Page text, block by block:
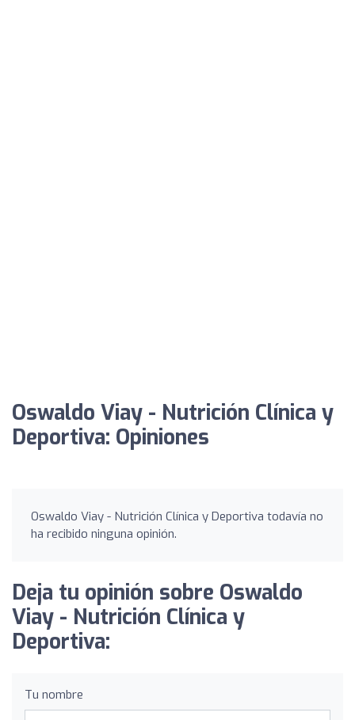
Oswaldo Viay - Nutrición Clínica y
Deportiva: Opiniones
Oswaldo Viay - Nutrición Clínica y Deportiva todavía no
ha recibido ninguna opinión.
Deja tu opinión sobre Oswaldo
Viay - Nutrición Clínica y
Deportiva:
Tu nombre